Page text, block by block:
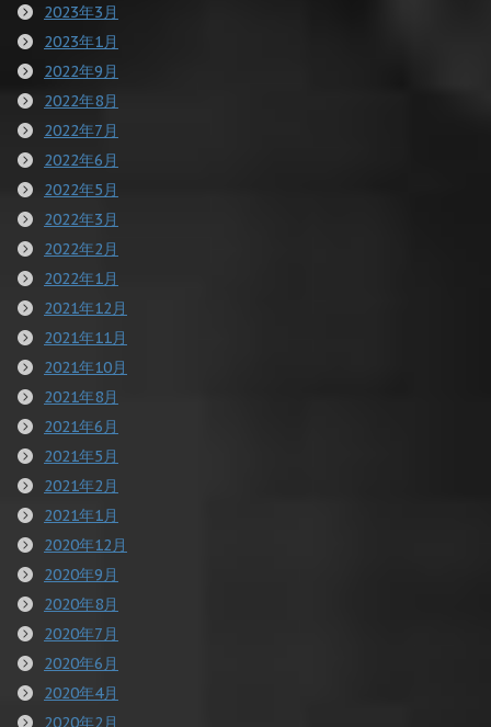
2023年3月
2023年1月
2022年9月
2022年8月
2022年7月
2022年6月
2022年5月
2022年3月
2022年2月
2022年1月
2021年12月
2021年11月
2021年10月
2021年8月
2021年6月
2021年5月
2021年2月
2021年1月
2020年12月
2020年9月
2020年8月
2020年7月
2020年6月
2020年4月
2020年2月